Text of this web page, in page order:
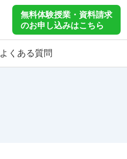
無料体験授業・資料請求
のお申し込みはこちら
よくある質問